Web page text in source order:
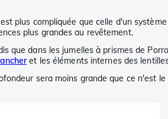
plus compliquée que celle d'un
plus grandes au revêtement.
que dans les jumelles à prismes de
et les éléments internes des
sera moins grande que ce n'est